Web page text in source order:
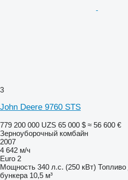
3
John Deere 9760 STS
779 200 000 UZS 65 000 $ ≈ 56 600 €
Зерноуборочный комбайн
2007
4 642 м/ч
Euro 2
Мощность 340 л.с. (250 кВт) Топливо
бункера 10,5 м³